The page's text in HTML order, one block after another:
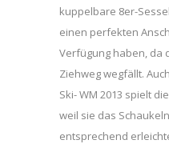
kuppelbare 8er-
einen perfekten
Verfügung haben, da
Ziehweg wegfällt.
Ski- WM 2013 spielt
weil sie das
entsprechend